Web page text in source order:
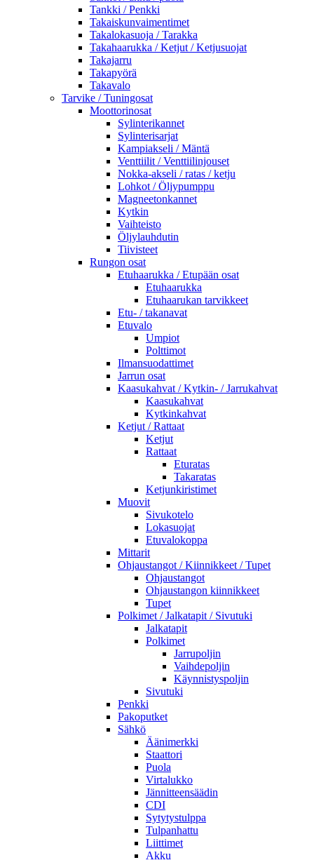
Tankki / Penkki
Takaiskunvaimentimet
Takalokasuoja / Tarakka
Takahaarukka / Ketjut / Ketjusuojat
Takajarru
Takapyörä
Takavalo
Tarvike / Tuningosat
Moottorinosat
Sylinterikannet
Sylinterisarjat
Kampiakseli / Mäntä
Venttiilit / Venttiilinjouset
Nokka-akseli / ratas / ketju
Lohkot / Öljypumppu
Magneetonkannet
Kytkin
Vaihteisto
Öljylauhdutin
Tiivisteet
Rungon osat
Etuhaarukka / Etupään osat
Etuhaarukka
Etuhaarukan tarvikkeet
Etu- / takanavat
Etuvalo
Umpiot
Polttimot
Ilmansuodattimet
Jarrun osat
Kaasukahvat / Kytkin- / Jarrukahvat
Kaasukahvat
Kytkinkahvat
Ketjut / Rattaat
Ketjut
Rattaat
Eturatas
Takaratas
Ketjunkiristimet
Muovit
Sivukotelo
Lokasuojat
Etuvalokoppa
Mittarit
Ohjaustangot / Kiinnikkeet / Tupet
Ohjaustangot
Ohjaustangon kiinnikkeet
Tupet
Polkimet / Jalkatapit / Sivutuki
Jalkatapit
Polkimet
Jarrupoljin
Vaihdepoljin
Käynnistyspoljin
Sivutuki
Penkki
Pakoputket
Sähkö
Äänimerkki
Staattori
Puola
Virtalukko
Jännitteensäädin
CDI
Sytytystulppa
Tulpanhattu
Liittimet
Akku